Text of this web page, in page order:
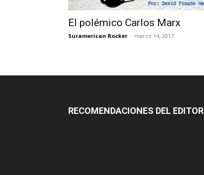
El polémico Carlos Marx
Suramerican Rocker - marzo 14, 2017
RECOMENDACIONES DEL EDITOR